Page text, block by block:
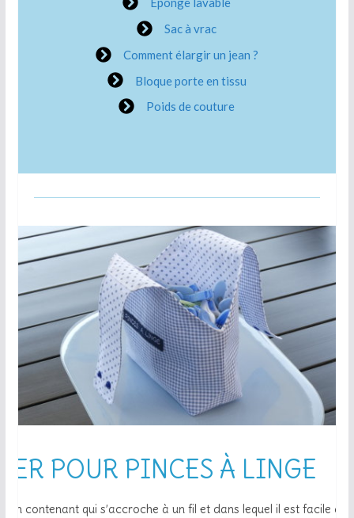
Sac à vrac
Comment élargir un jean ?
Bloque porte en tissu
Poids de couture
POUR PINCES À LINGE
un contenant qui s’accroche à un fil et dans lequel il est facile de